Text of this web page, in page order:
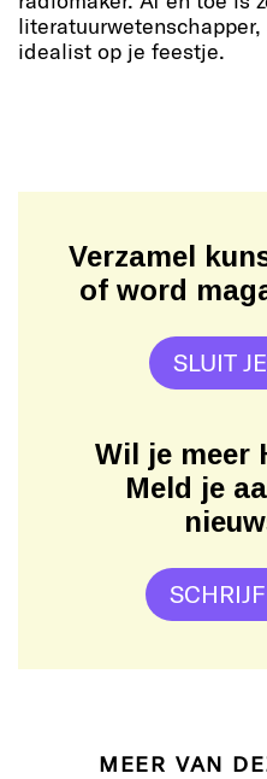
idealist op je feestje.
Verzamel
of word
SLUIT
Wil je meer
Meld je
MEER VAN